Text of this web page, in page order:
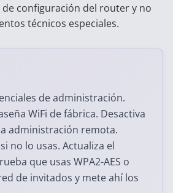
configuración del router y no
técnicos especiales.
de administración.
WiFi de fábrica. Desactiva
administración remota.
no lo usas. Actualiza el
que usas WPA2-AES o
de invitados y mete ahí los